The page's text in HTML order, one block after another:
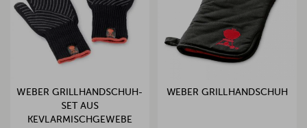
WEBER GRILLHANDSCHUH-
SET AUS
KEVLARMISCHGEWEBE
WEBER GRILLHANDSCHUH